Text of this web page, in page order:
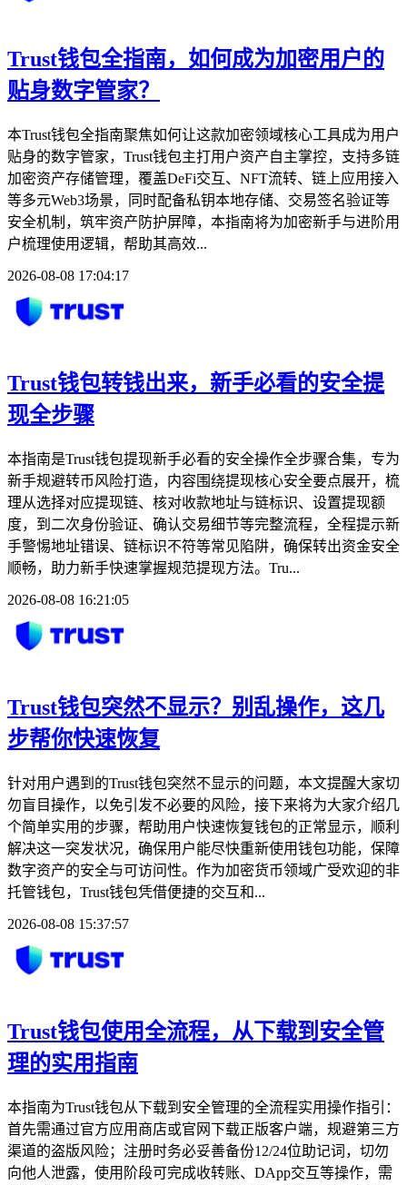
Trust钱包全指南，如何成为加密用户的
贴身数字管家？
本Trust钱包全指南聚焦如何让这款加密领域核心工具成为用户
贴身的数字管家，Trust钱包主打用户资产自主掌控，支持多链
加密资产存储管理，覆盖DeFi交互、NFT流转、链上应用接入
等多元Web3场景，同时配备私钥本地存储、交易签名验证等
安全机制，筑牢资产防护屏障，本指南将为加密新手与进阶用
户梳理使用逻辑，帮助其高效...
2026-08-08 17:04:17
Trust钱包转钱出来，新手必看的安全提
现全步骤
本指南是Trust钱包提现新手必看的安全操作全步骤合集，专为
新手规避转币风险打造，内容围绕提现核心安全要点展开，梳
理从选择对应提现链、核对收款地址与链标识、设置提现额
度，到二次身份验证、确认交易细节等完整流程，全程提示新
手警惕地址错误、链标识不符等常见陷阱，确保转出资金安全
顺畅，助力新手快速掌握规范提现方法。Tru...
2026-08-08 16:21:05
Trust钱包突然不显示？别乱操作，这几
步帮你快速恢复
针对用户遇到的Trust钱包突然不显示的问题，本文提醒大家切
勿盲目操作，以免引发不必要的风险，接下来将为大家介绍几
个简单实用的步骤，帮助用户快速恢复钱包的正常显示，顺利
解决这一突发状况，确保用户能尽快重新使用钱包功能，保障
数字资产的安全与可访问性。作为加密货币领域广受欢迎的非
托管钱包，Trust钱包凭借便捷的交互和...
2026-08-08 15:37:57
Trust钱包使用全流程，从下载到安全管
理的实用指南
本指南为Trust钱包从下载到安全管理的全流程实用操作指引：
首先需通过官方应用商店或官网下载正版客户端，规避第三方
渠道的盗版风险；注册时务必妥善备份12/24位助记词，切勿
向他人泄露，使用阶段可完成收转账、DApp交互等操作，需